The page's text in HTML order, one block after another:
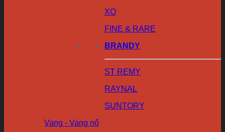
XO
FINE & RARE
BRANDY
ST REMY
RAYNAL
SUNTORY
Vang - Vang nổ